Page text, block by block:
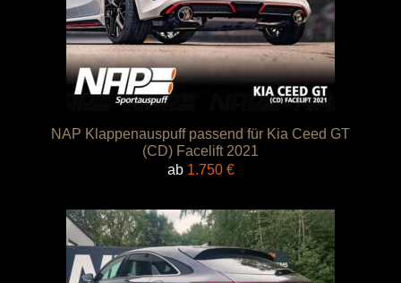
NAP Klappenauspuff passend für Kia Ceed GT
(CD) Facelift 2021
ab 1.750 €